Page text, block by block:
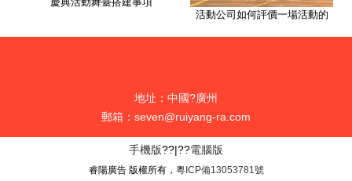
活動公司如何評價一場活動的
地址：中國?廣州
郵箱：seven@ruiyang-ra.com
手機版??|??電腦版
睿陽廣告 版權所有， 粵ICP備13053781號